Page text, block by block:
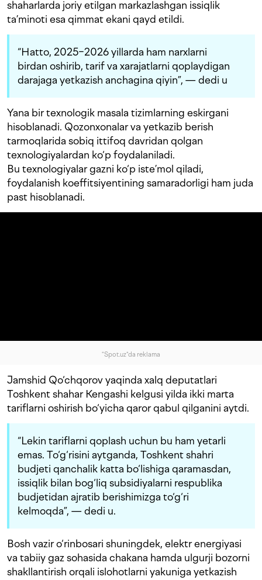
shaharlarda joriy etilgan markazlashgan issiqlik
ta’minoti esa qimmat ekani qayd etildi.
“Hatto, 2025−2026 yillarda ham narxlarni
birdan oshirib, tarif va xarajatlarni qoplaydigan
darajaga yetkazish anchagina qiyin”, — dedi u
Yana bir texnologik masala tizimlarning eskirgani
hisoblanadi. Qozonxonalar va yetkazib berish
tarmoqlarida sobiq ittifoq davridan qolgan
texnologiyalardan ko‘p foydalaniladi.
Bu texnologiyalar gazni ko‘p iste’mol qiladi,
foydalanish koeffitsiyentining samaradorligi ham juda
past hisoblanadi.
"Spot.uz"da reklama
Jamshid Qo‘chqorov yaqinda xalq deputatlari
Toshkent shahar Kengashi kelgusi yilda ikki marta
tariflarni oshirish bo‘yicha qaror qabul qilganini aytdi.
“Lekin tariflarni qoplash uchun bu ham yetarli
emas. To‘g‘risini aytganda, Toshkent shahri
budjeti qanchalik katta bo‘lishiga qaramasdan,
issiqlik bilan bog‘liq subsidiyalarni respublika
budjetidan ajratib berishimizga to‘g‘ri
kelmoqda”, — dedi u.
Bosh vazir o‘rinbosari shuningdek, elektr energiyasi
va tabiiy gaz sohasida chakana hamda ulgurji bozorni
shakllantirish orqali islohotlarni yakuniga yetkazish